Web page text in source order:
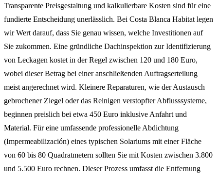
Transparente Preisgestaltung und kalkulierbare Kosten sind für eine
fundierte Entscheidung unerlässlich. Bei Costa Blanca Habitat legen
wir Wert darauf, dass Sie genau wissen, welche Investitionen auf
Sie zukommen. Eine gründliche Dachinspektion zur Identifizierung
von Leckagen kostet in der Regel zwischen 120 und 180 Euro,
wobei dieser Betrag bei einer anschließenden Auftragserteilung
meist angerechnet wird. Kleinere Reparaturen, wie der Austausch
gebrochener Ziegel oder das Reinigen verstopfter Abflusssysteme,
beginnen preislich bei etwa 450 Euro inklusive Anfahrt und
Material. Für eine umfassende professionelle Abdichtung
(Impermeabilización) eines typischen Solariums mit einer Fläche
von 60 bis 80 Quadratmetern sollten Sie mit Kosten zwischen 3.800
und 5.500 Euro rechnen. Dieser Prozess umfasst die Entfernung